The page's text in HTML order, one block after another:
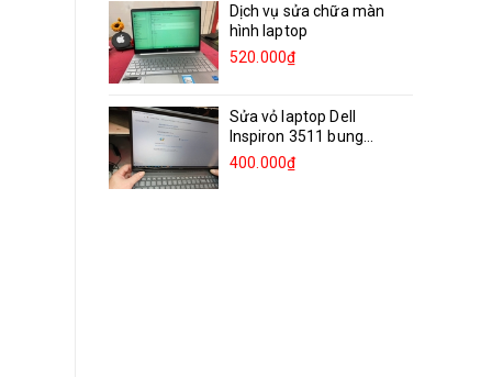
Dịch vụ sửa chữa màn
hình laptop
520.000₫
Sửa vỏ laptop Dell
Inspiron 3511 bung
bản...
400.000₫